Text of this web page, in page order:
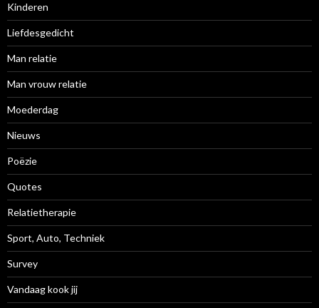
Kinderen
Liefdesgedicht
Man relatie
Man vrouw relatie
Moederdag
Nieuws
Poëzie
Quotes
Relatietherapie
Sport, Auto, Techniek
Survey
Vandaag kook jij